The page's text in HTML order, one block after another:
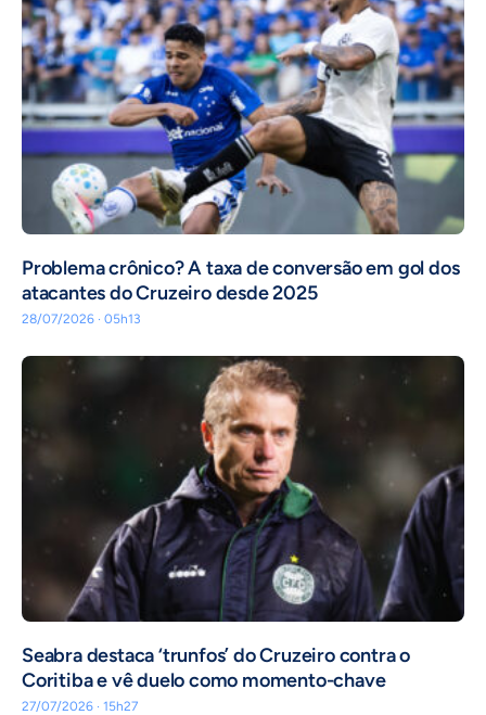
Problema crônico? A taxa de conversão em gol dos
atacantes do Cruzeiro desde 2025
28/07/2026 · 05h13
Seabra destaca ‘trunfos’ do Cruzeiro contra o
Coritiba e vê duelo como momento-chave
27/07/2026 · 15h27